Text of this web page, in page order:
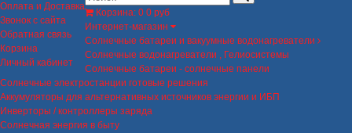
Оплата и Доставка
Звонок с сайта
Обратная связь
Корзина
Личный кабинет
Корзина: 0 0 руб
Интернет-магазин
Солнечные батареи и вакуумные водонагреватели
Солнечные водонагреватели , Гелиосистемы
Солнечные батареи - солнечные панели
Солнечные электростанции готовые решения
Аккумуляторы для альтернативных источников энергии и ИБП
Инверторы / контроллеры заряда
Солнечная энергия в быту